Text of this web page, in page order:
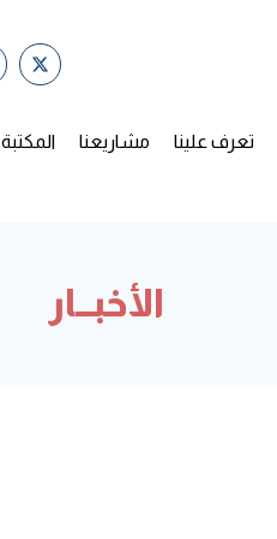
تعرف علينا مشاريعنا المكتبة
الأخبــار